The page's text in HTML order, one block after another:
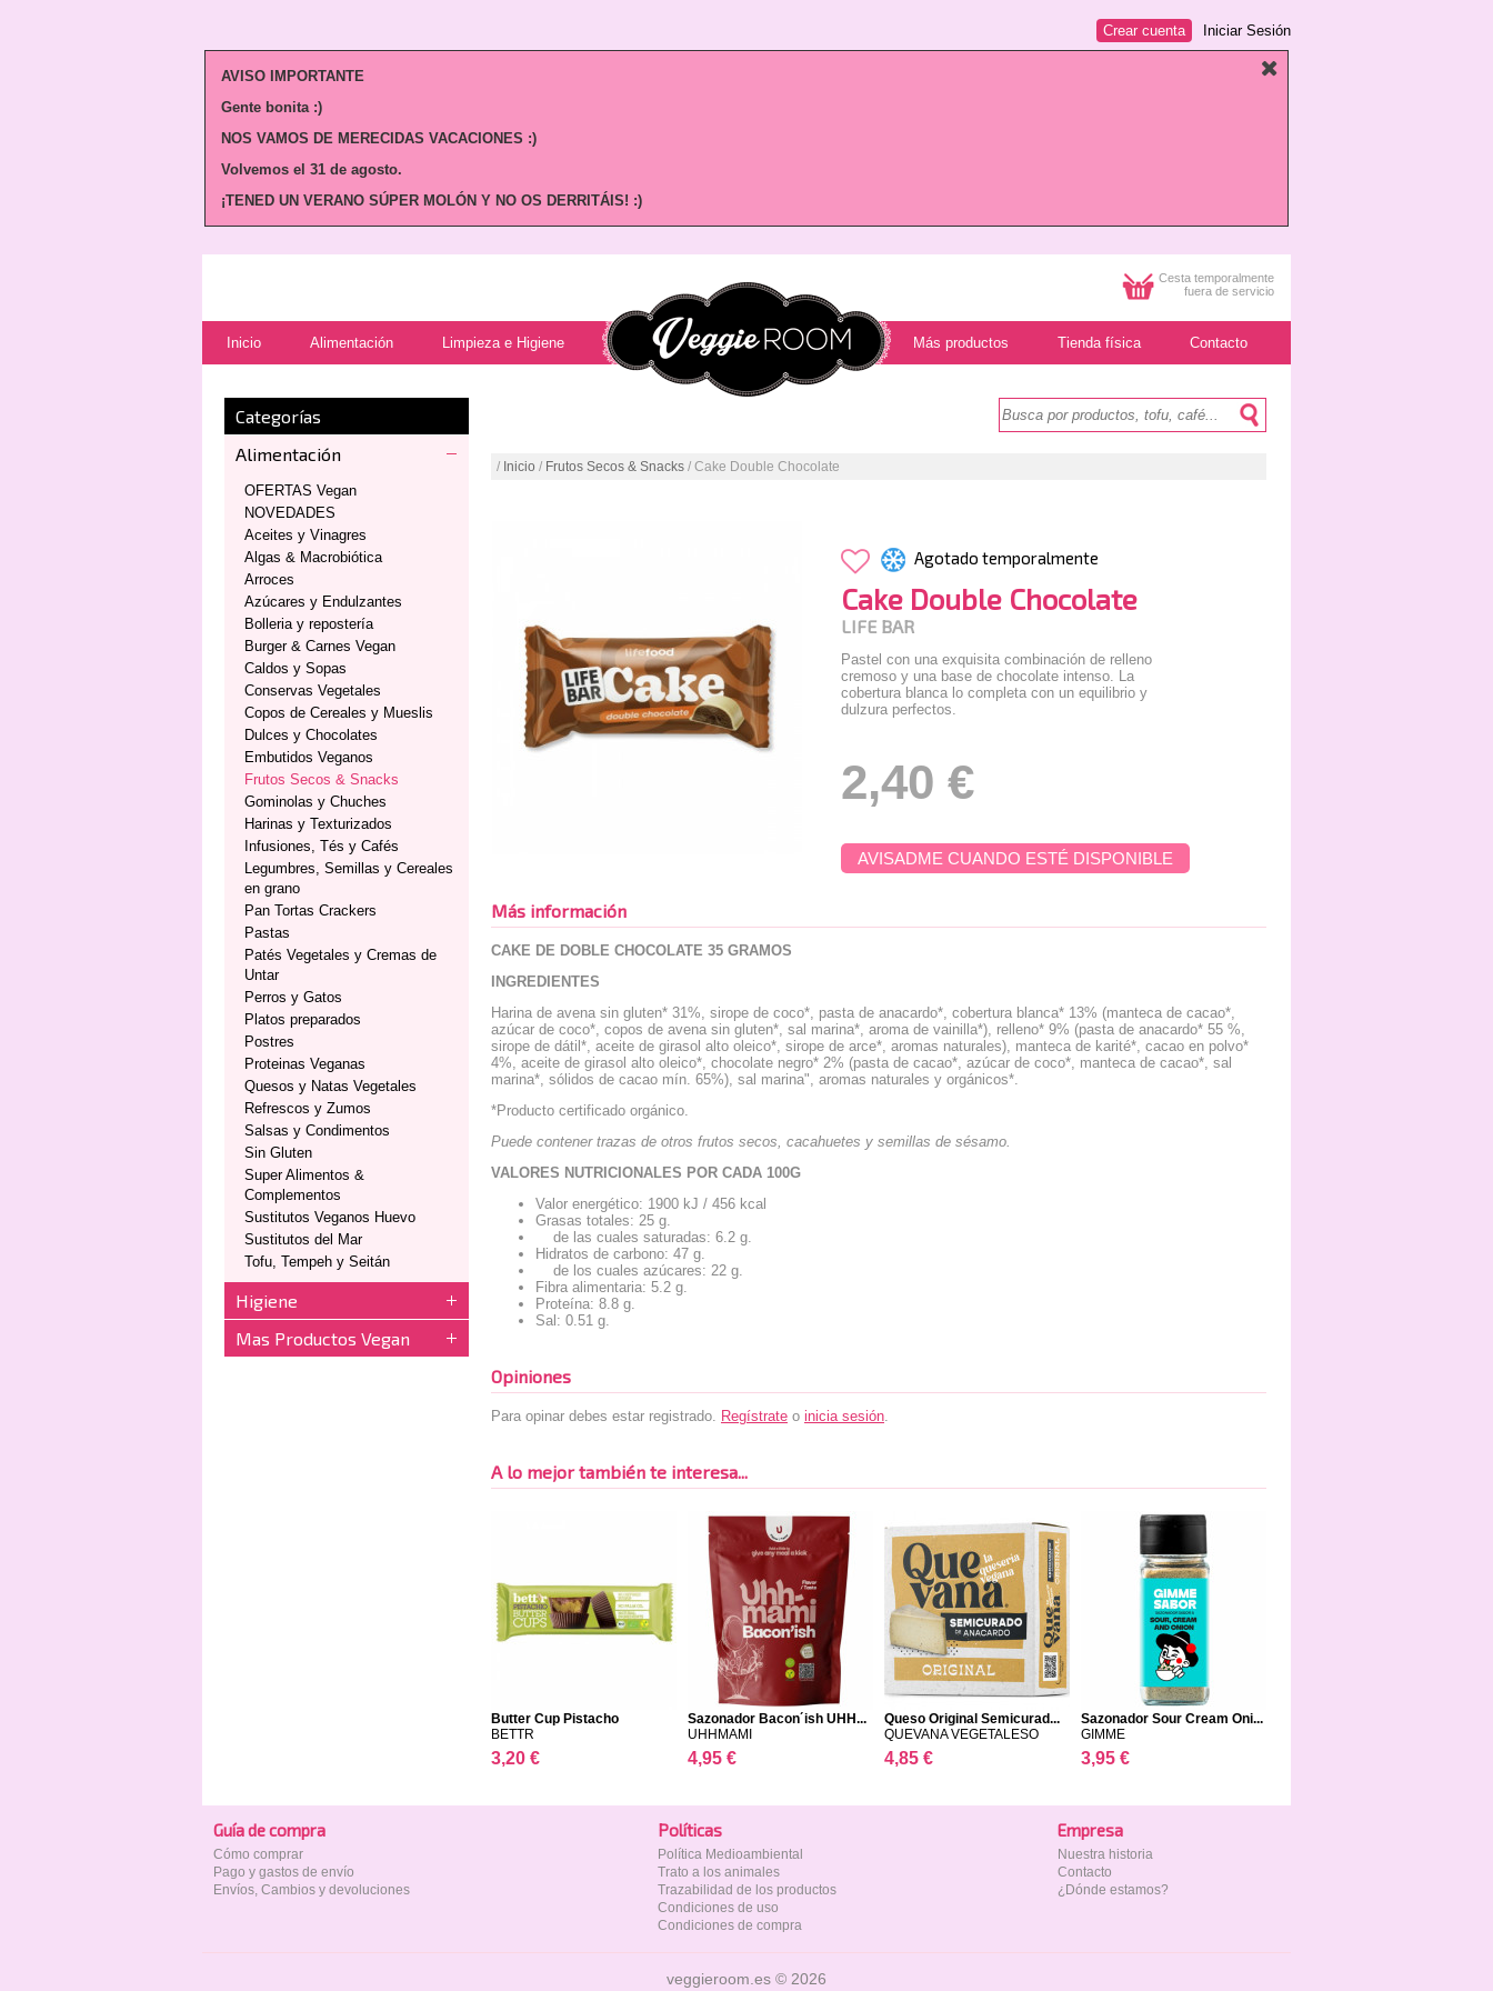
Iniciar Sesión
Crear cuenta
AVISO IMPORTANTE
Gente bonita :)
NOS VAMOS DE MERECIDAS VACACIONES :)
Volvemos el 31 de agosto.
¡TENED UN VERANO SÚPER MOLÓN Y NO OS DERRITÁIS! :)
Cesta temporalmente
fuera de servicio
Inicio Alimentación Limpieza e Higiene Más productos Tienda física Contacto
Categorías
Alimentación
OFERTAS Vegan
NOVEDADES
Aceites y Vinagres
Algas & Macrobiótica
Arroces
Azúcares y Endulzantes
Bolleria y repostería
Burger & Carnes Vegan
Caldos y Sopas
Conservas Vegetales
Copos de Cereales y Mueslis
Dulces y Chocolates
Embutidos Veganos
Frutos Secos & Snacks
Gominolas y Chuches
Harinas y Texturizados
Infusiones, Tés y Cafés
Legumbres, Semillas y Cereales
en grano
Pan Tortas Crackers
Pastas
Patés Vegetales y Cremas de
Untar
Perros y Gatos
Platos preparados
Postres
Proteinas Veganas
Quesos y Natas Vegetales
Refrescos y Zumos
Salsas y Condimentos
Sin Gluten
Super Alimentos &
Complementos
Sustitutos Veganos Huevo
Sustitutos del Mar
Tofu, Tempeh y Seitán
Higiene
Mas Productos Vegan
/ Inicio / Frutos Secos & Snacks / Cake Double Chocolate
Agotado temporalmente
Cake Double Chocolate
LIFE BAR
Pastel con una exquisita combinación de relleno
cremoso y una base de chocolate intenso. La
cobertura blanca lo completa con un equilibrio y
dulzura perfectos.
2,40 €
AVISADME CUANDO ESTÉ DISPONIBLE
Más información
CAKE DE DOBLE CHOCOLATE 35 GRAMOS
INGREDIENTES
Harina de avena sin gluten* 31%, sirope de coco*, pasta de anacardo*, cobertura blanca* 13% (manteca de cacao*,
azúcar de coco*, copos de avena sin gluten*, sal marina*, aroma de vainilla*), relleno* 9% (pasta de anacardo* 55 %,
sirope de dátil*, aceite de girasol alto oleico*, sirope de arce*, aromas naturales), manteca de karité*, cacao en polvo*
4%, aceite de girasol alto oleico*, chocolate negro* 2% (pasta de cacao*, azúcar de coco*, manteca de cacao*, sal
marina*, sólidos de cacao mín. 65%), sal marina", aromas naturales y orgánicos*.
*Producto certificado orgánico.
Puede contener trazas de otros frutos secos, cacahuetes y semillas de sésamo.
VALORES NUTRICIONALES POR CADA 100G
Valor energético: 1900 kJ / 456 kcal
Grasas totales: 25 g.
de las cuales saturadas: 6.2 g.
Hidratos de carbono: 47 g.
de los cuales azúcares: 22 g.
Fibra alimentaria: 5.2 g.
Proteína: 8.8 g.
Sal: 0.51 g.
Opiniones
Para opinar debes estar registrado. Regístrate o inicia sesión.
A lo mejor también te interesa...
Butter Cup Pistacho
BETTR
3,20 €
Sazonador Bacon´ish UHH...
UHHMAMI
4,95 €
Queso Original Semicurad...
QUEVANA VEGETALESO
4,85 €
Sazonador Sour Cream Oni...
GIMME
3,95 €
Guía de compra
Cómo comprar
Pago y gastos de envío
Envíos, Cambios y devoluciones
Polí­ticas
Política Medioambiental
Trato a los animales
Trazabilidad de los productos
Condiciones de uso
Condiciones de compra
Empresa
Nuestra historia
Contacto
¿Dónde estamos?
veggieroom.es © 2026